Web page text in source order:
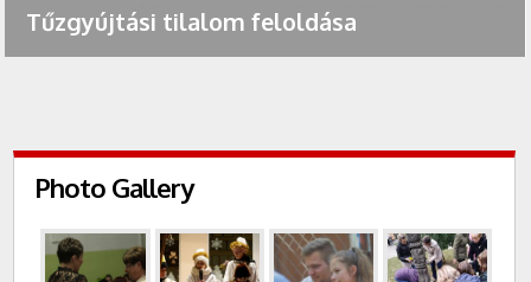
Tűzgyújtási tilalom feloldása
Photo Gallery